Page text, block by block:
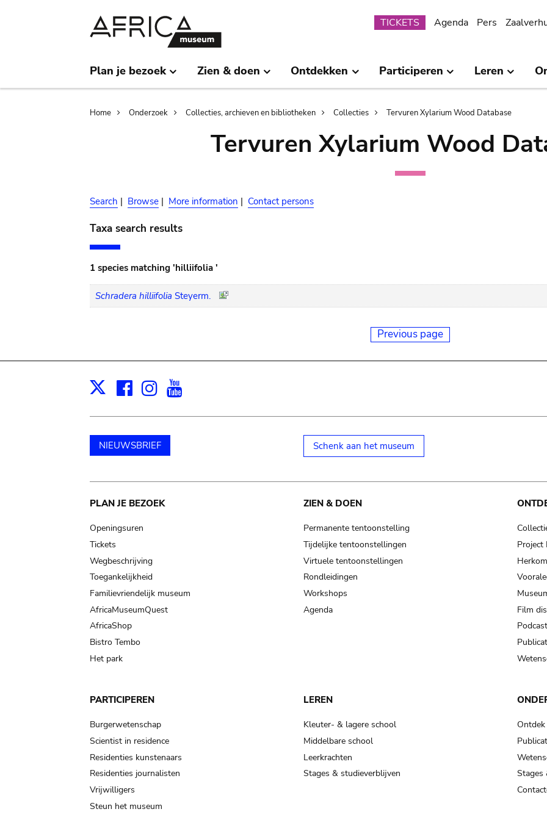
Submenu
TICKETS Agenda Pers
Plan je bezoek Zien & doen Ontdekken Participeren Leren
Breadcrumb
Home Onderzoek Collecties, archieven en bibliotheken Collecties Tervuren Xylarium Wood Database
Tervuren Xylarium Wood
Search | Browse | More information | Contact persons
Taxa search results
1 species matching 'hilliifolia '
Schradera hilliifolia Steyerm.
Previous page
X Facebook
Instagram
NIEUWSBRIEF Schenk aan het museum
Main
navigation
PLAN JE BEZOEK
Openingsuren
Tickets
Wegbeschrijving
Toegankelijkheid
Familievriendelijk museum
AfricaMuseumQuest
AfricaShop
Bistro Tembo
Het park
ZIEN & DOEN
Permanente tentoonstelling
Tijdelijke tentoonstellingen
Virtuele tentoonstellingen
Rondleidingen
Workshops
Agenda
Project
Film
PARTICIPEREN
Burgerwetenschap
Scientist in residence
Residenties kunstenaars
Residenties journalisten
Vrijwilligers
Steun het museum
LEREN
Kleuter- & lagere school
Middelbare school
Leerkrachten
Stages & studieverblijven
Stages